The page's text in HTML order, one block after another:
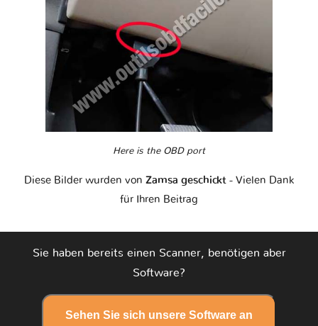
Here is the OBD port
Diese Bilder wurden von Zamsa geschickt - Vielen Dank
für Ihren Beitrag
Sie haben bereits einen Scanner, benötigen aber
Software?
Sehen Sie sich unsere Software an